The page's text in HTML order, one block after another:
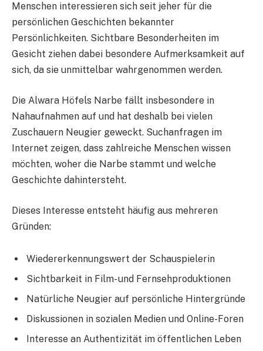
Menschen interessieren sich seit jeher für die
persönlichen Geschichten bekannter
Persönlichkeiten. Sichtbare Besonderheiten im
Gesicht ziehen dabei besondere Aufmerksamkeit auf
sich, da sie unmittelbar wahrgenommen werden.
Die Alwara Höfels Narbe fällt insbesondere in
Nahaufnahmen auf und hat deshalb bei vielen
Zuschauern Neugier geweckt. Suchanfragen im
Internet zeigen, dass zahlreiche Menschen wissen
möchten, woher die Narbe stammt und welche
Geschichte dahintersteht.
Dieses Interesse entsteht häufig aus mehreren
Gründen:
Wiedererkennungswert der Schauspielerin
Sichtbarkeit in Film- und Fernsehproduktionen
Natürliche Neugier auf persönliche Hintergründe
Diskussionen in sozialen Medien und Online-Foren
Interesse an Authentizität im öffentlichen Leben